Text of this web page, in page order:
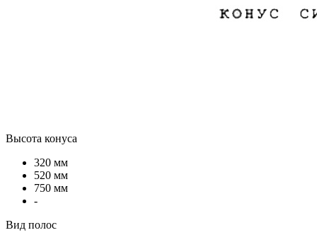
Высота конуса
320 мм
520 мм
750 мм
-
Вид полос